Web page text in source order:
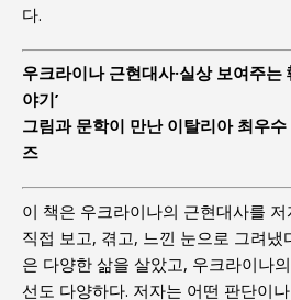
다.
우크라이나 근현대사·실상 보여주는
야기’
그림과 문학이 만난 이탈리아 최우
즈
이 책은 우크라이나의 근현대사를
직접 보고, 겪고, 느낀 눈으로 그려냈
은 다양한 삶을 살았고, 우크라이나
선도 다양하다. 저자는 어떤 판단이